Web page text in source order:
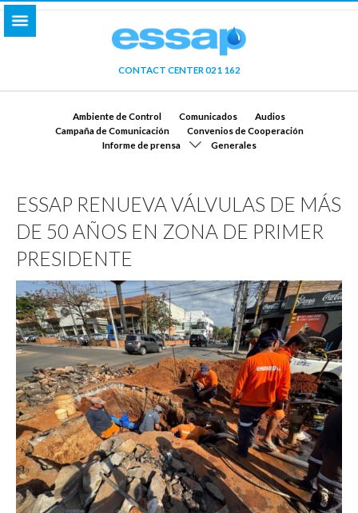
CONTACT CENTER 021 162
Ambiente de Control Comunicados
Audios
Campaña de Comunicación
Convenios de Cooperación
Informe de prensa
Generales
ESSAP RENUEVA VÁLVULAS DE MÁS
DE 50 AÑOS EN ZONA DE PRIMER
PRESIDENTE